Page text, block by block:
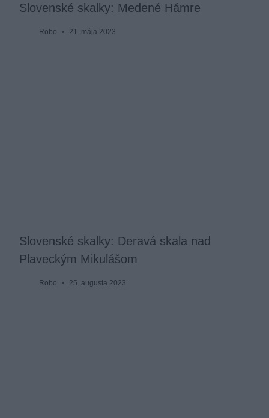
Slovenské skalky: Medené Hámre
Robo 21. mája 2023
Slovenské skalky: Deravá skala nad
Plaveckým Mikulášom
Robo 25. augusta 2023